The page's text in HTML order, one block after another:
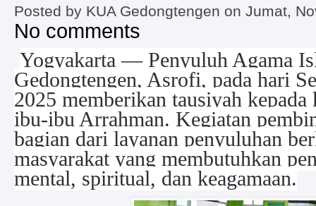
Posted by KUA Gedongtengen on Jumat,
No comments
Yogyakarta — Penyuluh Agama
Gedongtengen, Asrofi, pada hari
2025 memberikan tausiyah
ibu-ibu Arrahman. Kegiatan
bagian dari layanan penyuluhan
masyarakat yang membutuhkan
mental, spiritual, dan keagamaan.